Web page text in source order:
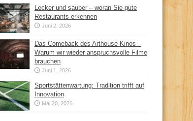
Lecker und sauber – woran Sie gute
Restaurants erkennen
Juni 2, 2026
Das Comeback des Arthouse-Kinos –
Warum wir wieder anspruchsvolle Filme
brauchen
Juni 1, 2026
Sportstättenwartung: Tradition trifft auf
Innovation
Mai 20, 2026